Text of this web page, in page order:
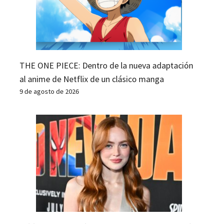
THE ONE PIECE: Dentro de la nueva adaptación
al anime de Netflix de un clásico manga
9 de agosto de 2026